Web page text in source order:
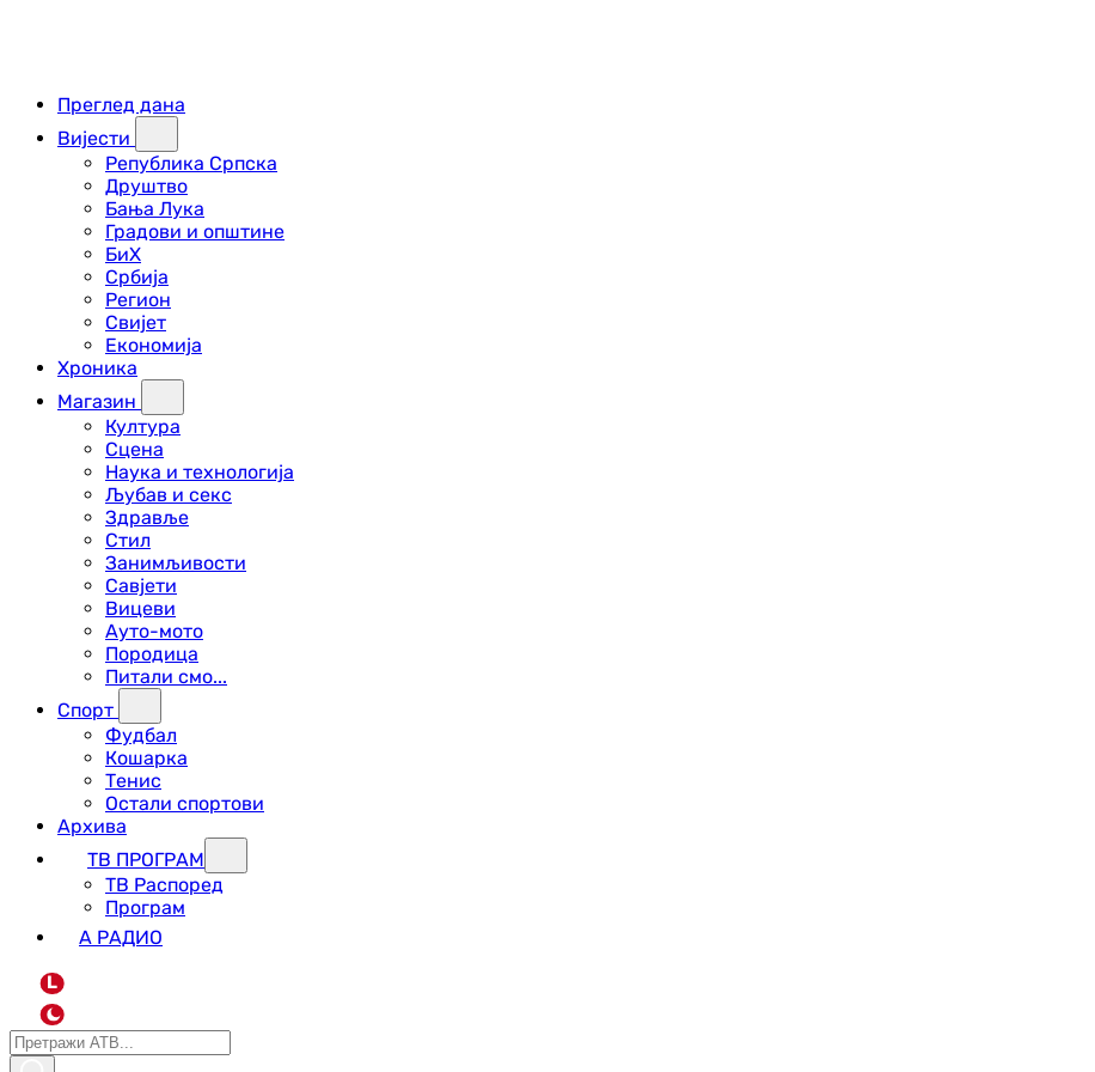
Преглед дана
Вијести
Република Српска
Друштво
Бања Лука
Градови и општине
БиХ
Србија
Регион
Свијет
Економија
Хроника
Магазин
Култура
Сцена
Наука и технологија
Љубав и секс
Здравље
Стил
Занимљивости
Савјети
Вицеви
Ауто-мото
Породица
Питали смо...
Спорт
Фудбал
Кошарка
Тенис
Остали спортови
Архива
ТВ ПРОГРАМ
ТВ Распоред
Програм
А РАДИО
L